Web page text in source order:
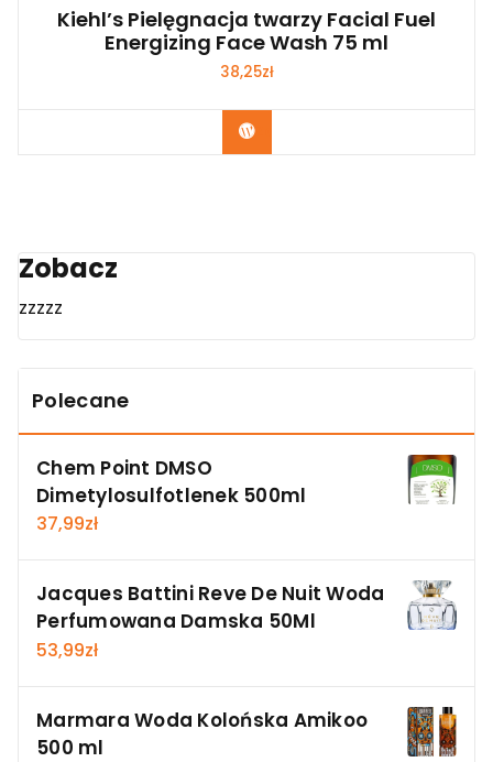
Kiehl’s Pielęgnacja twarzy Facial Fuel
Energizing Face Wash 75 ml
38,25zł
Zobacz
Zobacz
zzzzz
Polecane
Chem Point DMSO
Dimetylosulfotlenek 500ml
37,99zł
Jacques Battini Reve De Nuit Woda
Perfumowana Damska 50Ml
53,99zł
Marmara Woda Kolońska Amikoo
500 ml